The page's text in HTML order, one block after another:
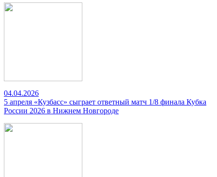
04.04.2026
5 апреля «Кузбасс» сыграет ответный матч 1/8 финала Кубка
России 2026 в Нижнем Новгороде